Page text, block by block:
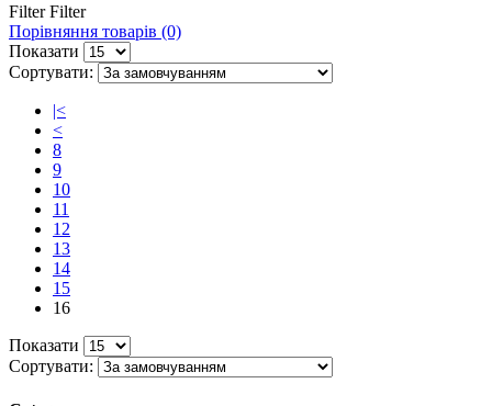
Filter Filter
Порівняння товарів (0)
Показати
Сортувати:
|<
<
8
9
10
11
12
13
14
15
16
Показати
Сортувати: